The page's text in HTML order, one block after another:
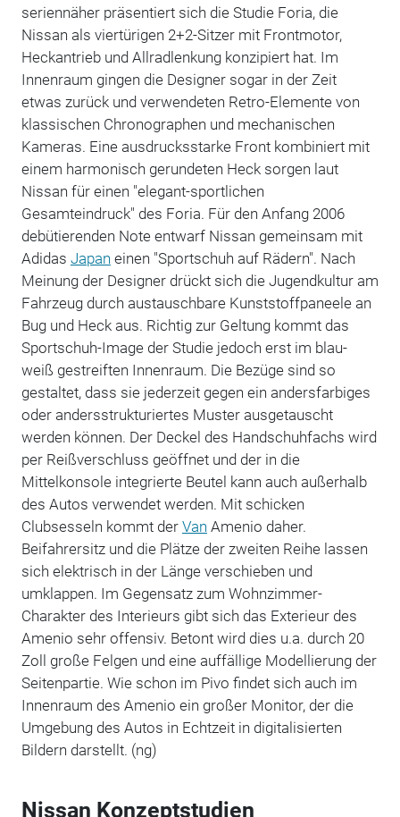
seriennäher präsentiert sich die Studie Foria, die
Nissan als viertürigen 2+2-Sitzer mit Frontmotor,
Heckantrieb und Allradlenkung konzipiert hat. Im
Innenraum gingen die Designer sogar in der Zeit
etwas zurück und verwendeten Retro-Elemente von
klassischen Chronographen und mechanischen
Kameras. Eine ausdrucksstarke Front kombiniert mit
einem harmonisch gerundeten Heck sorgen laut
Nissan für einen "elegant-sportlichen
Gesamteindruck" des Foria. Für den Anfang 2006
debütierenden Note entwarf Nissan gemeinsam mit
Adidas Japan einen "Sportschuh auf Rädern". Nach
Meinung der Designer drückt sich die Jugendkultur am
Fahrzeug durch austauschbare Kunststoffpaneele an
Bug und Heck aus. Richtig zur Geltung kommt das
Sportschuh-Image der Studie jedoch erst im blau-
weiß gestreiften Innenraum. Die Bezüge sind so
gestaltet, dass sie jederzeit gegen ein andersfarbiges
oder andersstrukturiertes Muster ausgetauscht
werden können. Der Deckel des Handschuhfachs wird
per Reißverschluss geöffnet und der in die
Mittelkonsole integrierte Beutel kann auch außerhalb
des Autos verwendet werden. Mit schicken
Clubsesseln kommt der Van Amenio daher.
Beifahrersitz und die Plätze der zweiten Reihe lassen
sich elektrisch in der Länge verschieben und
umklappen. Im Gegensatz zum Wohnzimmer-
Charakter des Interieurs gibt sich das Exterieur des
Amenio sehr offensiv. Betont wird dies u.a. durch 20
Zoll große Felgen und eine auffällige Modellierung der
Seitenpartie. Wie schon im Pivo findet sich auch im
Innenraum des Amenio ein großer Monitor, der die
Umgebung des Autos in Echtzeit in digitalisierten
Bildern darstellt. (ng)
Nissan Konzeptstudien